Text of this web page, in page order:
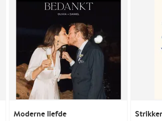
Moderne liefde